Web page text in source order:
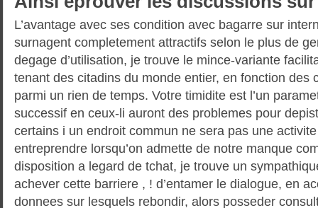
L’avantage avec ses condition avec bagarre sur
surnagent completement attractifs selon le plus de
degage d’utilisation, je trouve le mince-variante
tenant des citadins du monde entier, en fonction des
parmi un rien de temps. Votre timidite est l’un
successif en ceux-li auront des problemes pour
certains i un endroit commun ne sera pas une
entreprendre lorsqu’on admette de notre manque
disposition a legard de tchat, je trouve un
achever cette barriere , ! d’entamer le dialogue, en
donnees sur lesquels rebondir, alors posseder